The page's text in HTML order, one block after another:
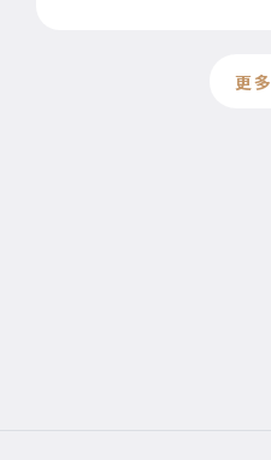
更多